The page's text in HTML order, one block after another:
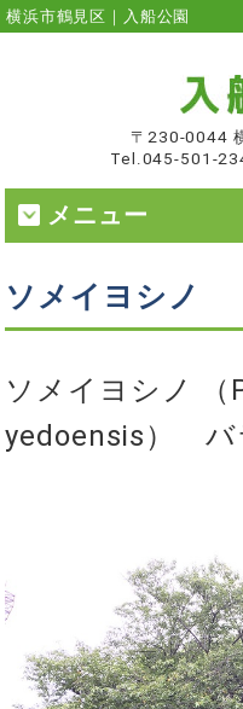
横浜市鶴見区｜入船公園
〒230-0044
Tel.045-501-
メニュー
ソメイヨシノ
ソメイヨシノ （
yedoensis） バ